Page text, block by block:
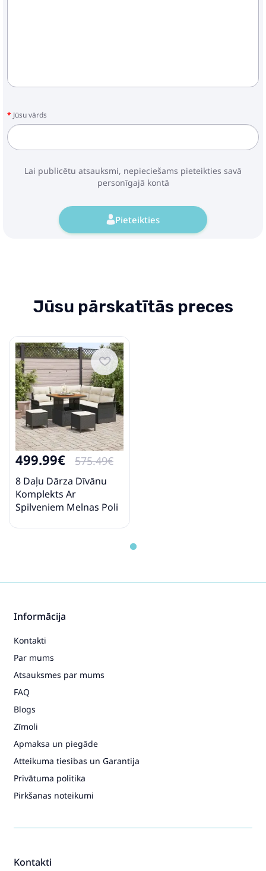
Jūsu vārds
Lai publicētu atsauksmi, nepieciešams pieteikties savā
personīgajā kontā
Pieteikties
Jūsu pārskatītās preces
499.99€ 575.49€
8 Daļu Dārza Dīvānu
Komplekts Ar
Spilveniem Melnas Poli
Vidaxl
Kontakti
Informācija
Kontakti
Par mums
Atsauksmes par mums
FAQ
Blogs
Zīmoli
Apmaksa un piegāde
Atteikuma tiesibas un Garantija
Privātuma politika
Pirkšanas noteikumi